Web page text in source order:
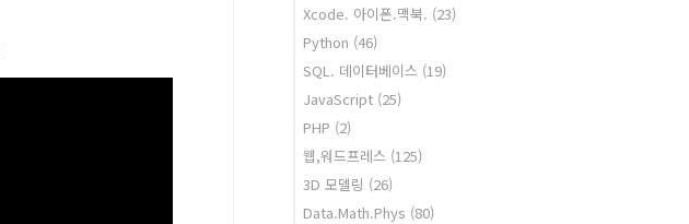
Xcode. 아이폰.맥북. (23)
Python (46)
SQL. 데이터베이스 (19)
JavaScript (25)
PHP (2)
웹,워드프레스 (125)
3D 모델링 (26)
Data.Math.Phys (80)